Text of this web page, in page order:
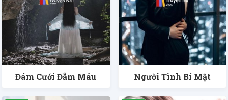
Đám Cưới Đẫm Máu Người Tình Bí Mật